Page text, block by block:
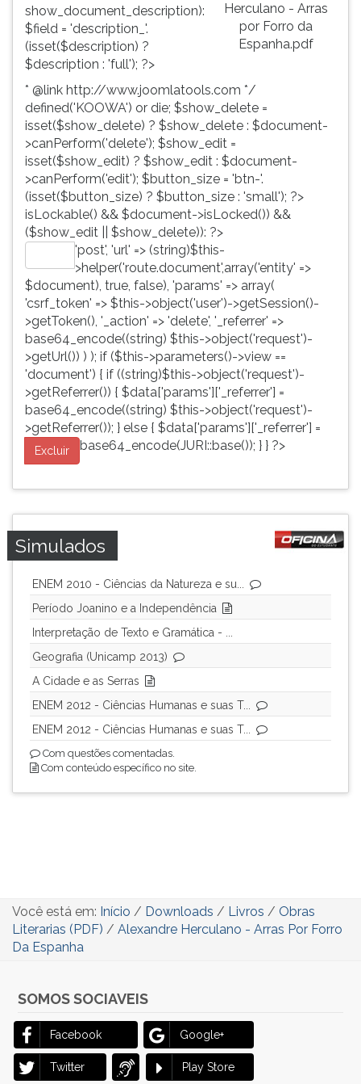
Herculano - Arras
por Forro da
Espanha.pdf
show_document_description):
$field = 'description_'.
(isset($description) ?
$description : 'full'); ?>
* @link http://www.joomlatools.com */
defined('KOOWA') or die; $show_delete =
isset($show_delete) ? $show_delete : $document-
>canPerform('delete'); $show_edit =
isset($show_edit) ? $show_edit : $document-
>canPerform('edit'); $button_size = 'btn-'.
(isset($button_size) ? $button_size : 'small'); ?>
isLockable() && $document->isLocked()) &&
($show_edit || $show_delete)): ?>
'post', 'url' => (string)$this-
>helper('route.document',array('entity' =>
$document), true, false), 'params' => array(
'csrf_token' => $this->object('user')->getSession()-
>getToken(), '_action' => 'delete', '_referrer' =>
base64_encode((string) $this->object('request')-
>getUrl()) ) ); if ($this->parameters()->view ==
'document') { if ((string)$this->object('request')-
>getReferrer()) { $data['params']['_referrer'] =
base64_encode((string) $this->object('request')-
>getReferrer()); } else { $data['params']['_referrer'] =
base64_encode(JURI::base()); } } ?>
Excluir
Simulados
ENEM 2010 - Ciências da Natureza e su...
Período Joanino e a Independência
Interpretação de Texto e Gramática - ...
Geografia (Unicamp 2013)
A Cidade e as Serras
ENEM 2012 - Ciências Humanas e suas T...
ENEM 2012 - Ciências Humanas e suas T...
Com questões comentadas.
Com conteúdo específico no site.
Você está em: Início / Downloads / Livros / Obras
Literarias (PDF) / Alexandre Herculano - Arras Por Forro
Da Espanha
SOMOS SOCIAVEIS
Facebook Google+
Twitter Play Store